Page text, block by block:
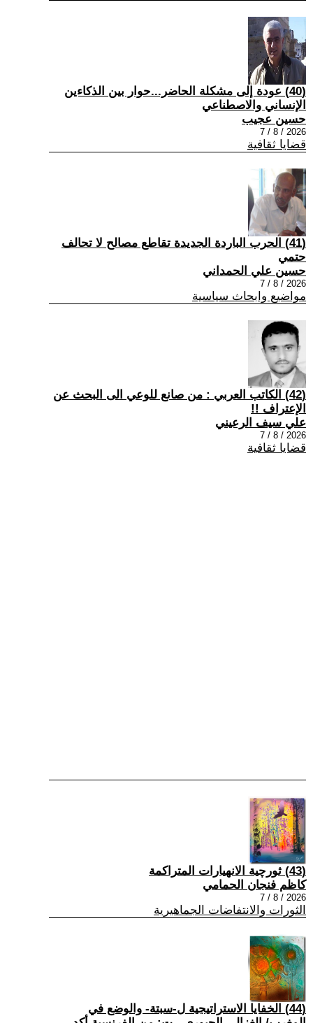
(40) عودة إلى مشكلة الحاضر...حوار بين الذكاءين
الإنساني والاصطناعي
حسين عجيب
2026 / 8 / 7
قضايا ثقافية
(41) الحرب الباردة الجديدة تقاطع مصالح لا تحالف
حتمي
حسين علي الحمداني
2026 / 8 / 7
مواضيع وابحاث سياسية
(42) الكاتب العربي : من صانع للوعي الى البحث عن
الإعتراف !!
علي سيف الرعيني
2026 / 8 / 7
قضايا ثقافية
(43) ثورچية الانهيارات المتراكمة
كاظم فنجان الحمامي
2026 / 8 / 7
الثورات والانتفاضات الجماهيرية
(44) الخفايا الاستراتيجية ل-سبتة- والوضع في